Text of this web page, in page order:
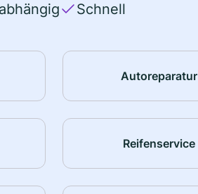
Schnell
Autoreparatur
Reifenservice